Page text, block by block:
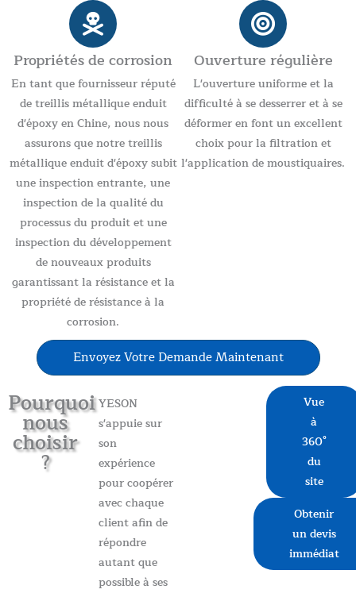
Propriétés de corrosion
En tant que fournisseur réputé
de treillis métallique enduit
d'époxy en Chine, nous nous
assurons que notre treillis
métallique enduit d'époxy subit
une inspection entrante, une
inspection de la qualité du
processus du produit et une
inspection du développement
de nouveaux produits
garantissant la résistance et la
propriété de résistance à la
corrosion.
Ouverture régulière
L'ouverture uniforme et la
difficulté à se desserrer et à se
déformer en font un excellent
choix pour la filtration et
l'application de moustiquaires.
Envoyez Votre Demande Maintenant
Pourquoi
nous
choisir
?
YESON
s'appuie sur
son
expérience
pour coopérer
avec chaque
client afin de
répondre
autant que
possible à ses
Vue
à
360°
du
site
Obtenir
un devis
immédiat